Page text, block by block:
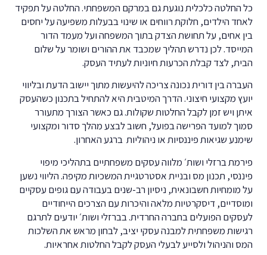
כל החלטה כלכלית נוגעת גם במרקם המשפחתי. החלטה על תפקיד
לאחד הילדים, חלוקת רווחים או שינוי בבעלות משפיעה על יחסים
בין אחים, על תחושת הצדק בתוך המשפחה ועל מעמד הדור
המייסד. לכן נדרש תהליך שמכבד את ההורים ושומר על שלום
הבית, לצד קבלת הכרעות חיוניות לעתיד העסק.
העברה בין דורית נכונה צריכה להיעשות מתוך יישוב הדעת ובליווי
יועץ מקצועי חיצוני. הדרך המיטבית היא להתחיל בתכנון כשהעסק
איתן ויש זמן לקבל החלטות שקולות. גם כאשר הצורך מתעורר
סמוך למועד הפרישה בפועל, חשוב לבצע מהלך סדור ומקצועי
שימנע שגיאות פיננסיות או ניהוליות ברגע האחרון.
פירמת ברזלי ושות׳ מלווה עסקים משפחתיים בתהליכי מיפוי
פיננסי, תכנון מס ובניית אסטרטגיית המשכיות מקיפה. הליווי נשען
על מומחיות חשבונאית, ניסיון רב-שנים בעבודה עם גופים עסקיים
ומוסדיים, דיסקרטיות מלאה והיכרות עם הצרכים הייחודיים
לעסקים הפועלים בחברה החרדית. בברזלי ושות׳ יודעים לתרגם
רגישות משפחתית למבנה עסקי יציב, לבחון מראש את השלכות
המס והניהול ולסייע לבעלי העסק לקבל החלטות אחראיות.